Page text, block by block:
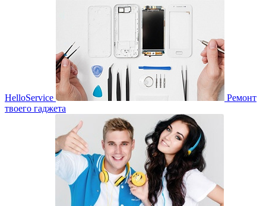
HelloService
Ремонт
твоего гаджета